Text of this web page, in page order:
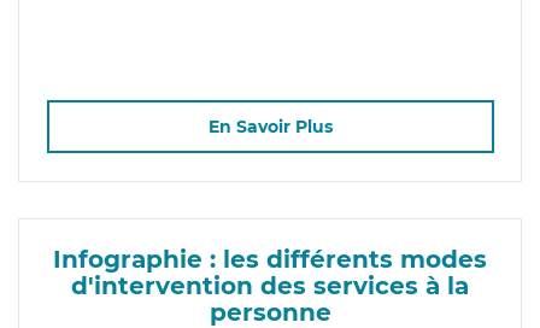
En Savoir Plus
Infographie : les différents modes
d'intervention des services à la
personne